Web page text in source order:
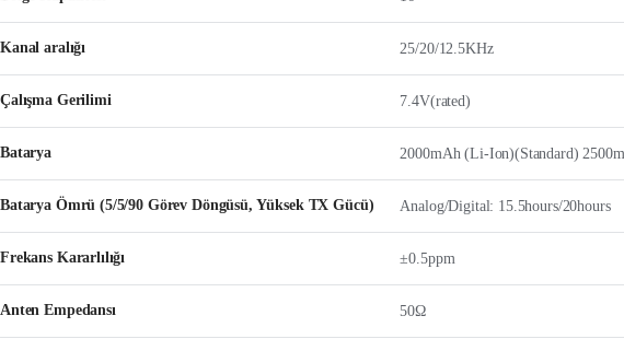
Kanal aralığı 25/20/12.5KHz
Çalışma Gerilimi 7.4V(rated)
Batarya 2000mAh (Li-Ion)(Standard)
Batarya Ömrü (5/5/90 Görev Döngüsü, Yüksek TX Gücü) Analog/Digital: 15.5hours/20hours
Frekans Kararlılığı ±0.5ppm
Anten Empedansı 50Ω